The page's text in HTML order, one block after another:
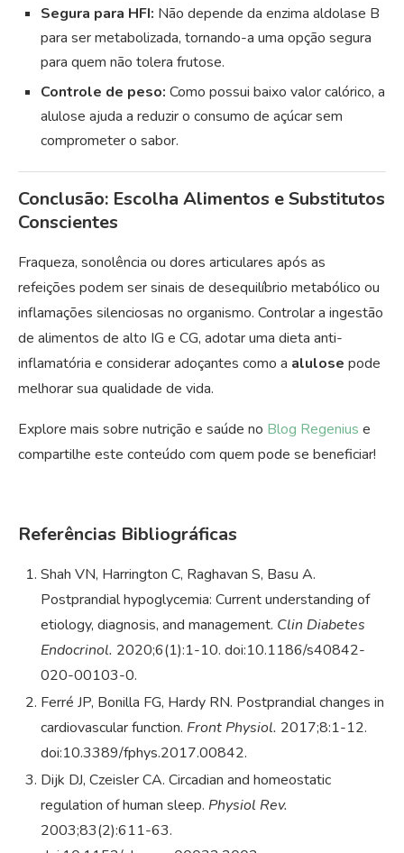
Segura para HFI: Não depende da enzima aldolase B
para ser metabolizada, tornando-a uma opção segura
para quem não tolera frutose.
Controle de peso: Como possui baixo valor calórico, a
alulose ajuda a reduzir o consumo de açúcar sem
comprometer o sabor.
Conclusão: Escolha Alimentos e Substitutos
Conscientes
Fraqueza, sonolência ou dores articulares após as
refeições podem ser sinais de desequilíbrio metabólico ou
inflamações silenciosas no organismo. Controlar a ingestão
de alimentos de alto IG e CG, adotar uma dieta anti-
inflamatória e considerar adoçantes como a alulose pode
melhorar sua qualidade de vida.
Explore mais sobre nutrição e saúde no Blog Regenius e
compartilhe este conteúdo com quem pode se beneficiar!
Referências Bibliográficas
Shah VN, Harrington C, Raghavan S, Basu A.
Postprandial hypoglycemia: Current understanding of
etiology, diagnosis, and management. Clin Diabetes
Endocrinol. 2020;6(1):1-10. doi:10.1186/s40842-
020-00103-0.
Ferré JP, Bonilla FG, Hardy RN. Postprandial changes in
cardiovascular function. Front Physiol. 2017;8:1-12.
doi:10.3389/fphys.2017.00842.
Dijk DJ, Czeisler CA. Circadian and homeostatic
regulation of human sleep. Physiol Rev.
2003;83(2):611-63.